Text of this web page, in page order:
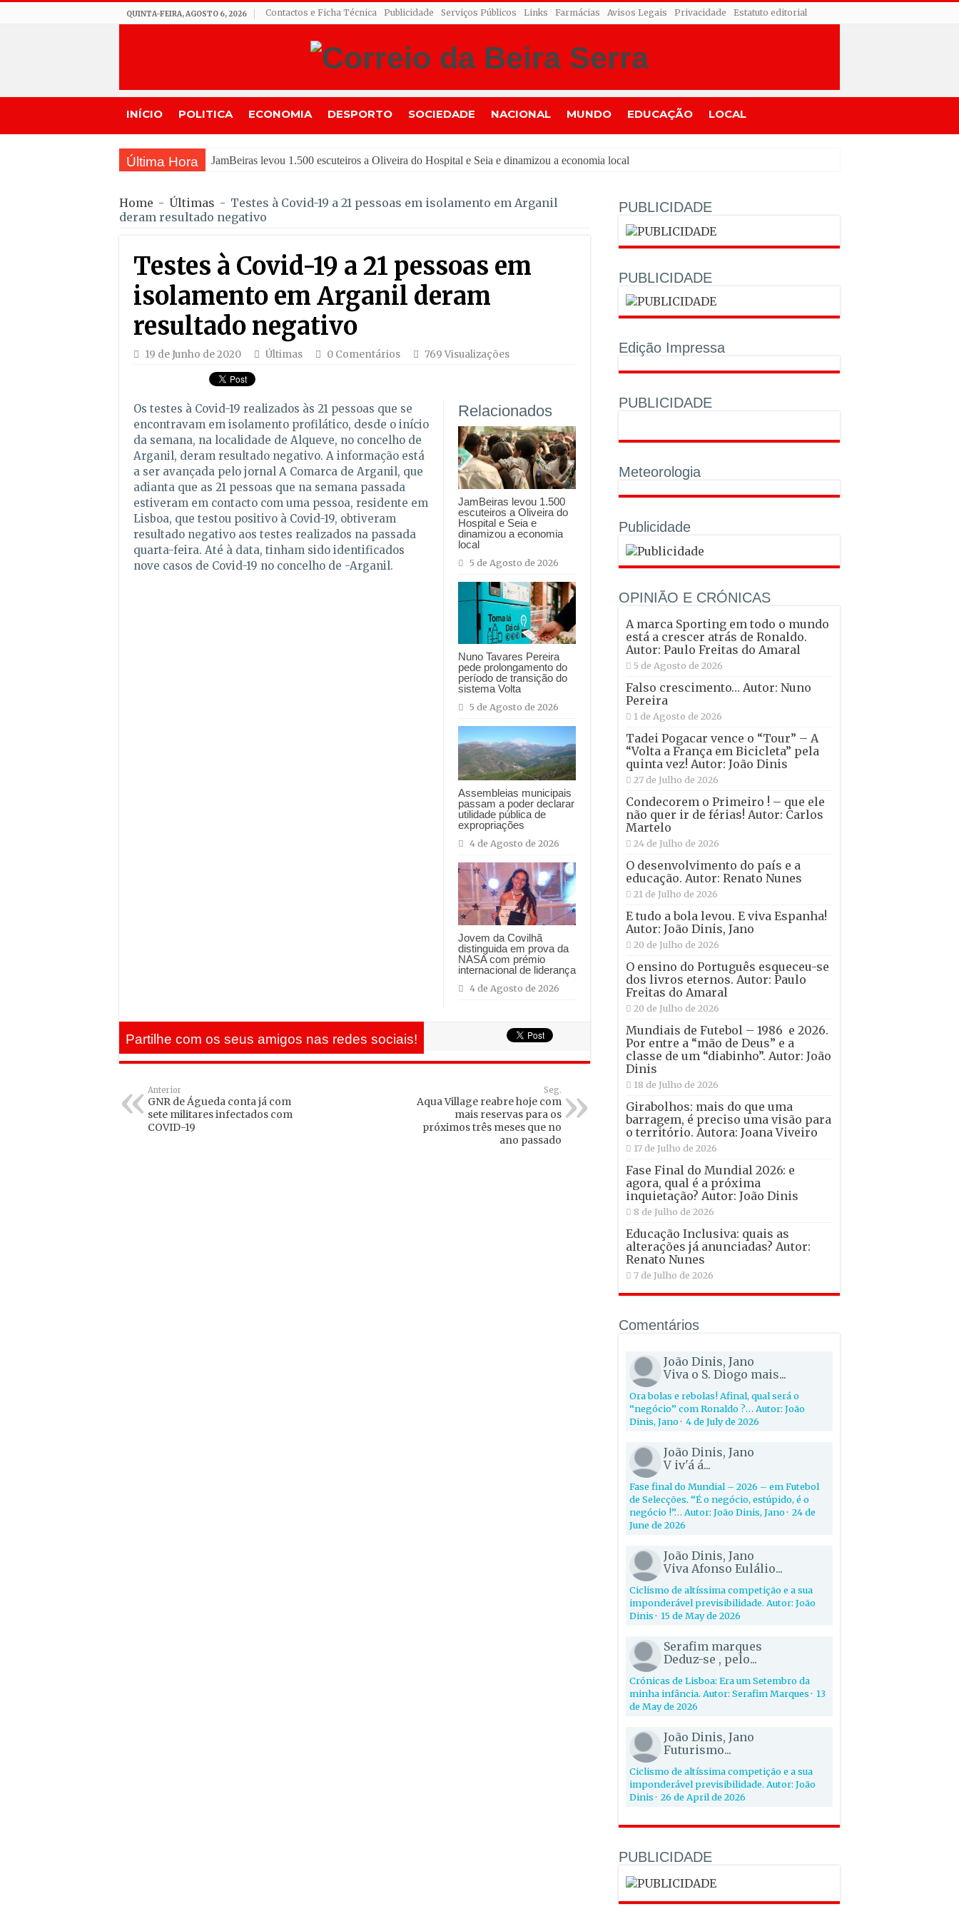
QUINTA-FEIRA, AGOSTO 6, 2026 Contactos e Ficha Técnica Publicidade Serviços Públicos Links Farmácias Avisos Legais Privacidade Estatuto editorial
INÍCIO POLITICA ECONOMIA DESPORTO SOCIEDADE NACIONAL MUNDO EDUCAÇÃO LOCAL
Última Hora Tradi
Home - Últimas - Testes à Covid-19 a 21 pessoas em isolamento em Arganil
deram resultado negativo
Testes à Covid-19 a 21 pessoas em
isolamento em Arganil deram
resultado negativo
19 de Junho de 2020 Últimas 0 Comentários 769 Visualizações
Relacionados
JamBeiras levou 1.500
escuteiros a Oliveira do
Hospital e Seia e
dinamizou a economia
local
5 de Agosto de 2026
Nuno Tavares Pereira
pede prolongamento do
período de transição do
sistema Volta
5 de Agosto de 2026
Assembleias municipais
passam a poder declarar
utilidade pública de
expropriações
4 de Agosto de 2026
Jovem da Covilhã
distinguida em prova da
NASA com prémio
internacional de liderança
4 de Agosto de 2026
Os testes à Covid-19 realizados às 21 pessoas que se
encontravam em isolamento profilático, desde o início
da semana, na localidade de Alqueve, no concelho de
Arganil, deram resultado negativo. A informação está
a ser avançada pelo jornal A Comarca de Arganil, que
adianta que as 21 pessoas que na semana passada
estiveram em contacto com uma pessoa, residente em
Lisboa, que testou positivo à Covid-19, obtiveram
resultado negativo aos testes realizados na passada
quarta-feira. Até à data, tinham sido identificados
nove casos de Covid-19 no concelho de -Arganil.
Partilhe com os seus amigos nas redes sociais!
Anterior
GNR de Águeda conta já com
sete militares infectados com
COVID-19
Seg.
Aqua Village reabre hoje com
mais reservas para os
próximos três meses que no
ano passado
PUBLICIDADE
PUBLICIDADE
Edição Impressa
PUBLICIDADE
Meteorologia
Publicidade
OPINIÃO E CRÓNICAS
A marca Sporting em todo o mundo
está a crescer atrás de Ronaldo.
Autor: Paulo Freitas do Amaral
5 de Agosto de 2026
Falso crescimento… Autor: Nuno
Pereira
1 de Agosto de 2026
Tadei Pogacar vence o “Tour” – A
“Volta a França em Bicicleta” pela
quinta vez! Autor: João Dinis
27 de Julho de 2026
Condecorem o Primeiro ! – que ele
não quer ir de férias! Autor: Carlos
Martelo
24 de Julho de 2026
O desenvolvimento do país e a
educação. Autor: Renato Nunes
21 de Julho de 2026
E tudo a bola levou. E viva Espanha!
Autor: João Dinis, Jano
20 de Julho de 2026
O ensino do Português esqueceu-se
dos livros eternos. Autor: Paulo
Freitas do Amaral
20 de Julho de 2026
Mundiais de Futebol – 1986 e 2026.
Por entre a “mão de Deus” e a
classe de um “diabinho”. Autor: João
Dinis
18 de Julho de 2026
Girabolhos: mais do que uma
barragem, é preciso uma visão para
o território. Autora: Joana Viveiro
17 de Julho de 2026
Fase Final do Mundial 2026: e
agora, qual é a próxima
inquietação? Autor: João Dinis
8 de Julho de 2026
Educação Inclusiva: quais as
alterações já anunciadas? Autor:
Renato Nunes
7 de Julho de 2026
Comentários
João Dinis, Jano
Viva o S. Diogo mais...
Ora bolas e rebolas! Afinal, qual será o
“negócio” com Ronaldo ?… Autor: João
Dinis, Jano· 4 de July de 2026
João Dinis, Jano
V iv'á á...
Fase final do Mundial – 2026 – em Futebol
de Selecções. “É o negócio, estúpido, é o
negócio !”… Autor: João Dinis, Jano· 24 de
June de 2026
João Dinis, Jano
Viva Afonso Eulálio...
Ciclismo de altíssima competição e a sua
imponderável previsibilidade. Autor: João
Dinis· 15 de May de 2026
Serafim marques
Deduz-se , pelo...
Crónicas de Lisboa: Era um Setembro da
minha infância. Autor: Serafim Marques· 13
de May de 2026
João Dinis, Jano
Futurismo...
Ciclismo de altíssima competição e a sua
imponderável previsibilidade. Autor: João
Dinis· 26 de April de 2026
PUBLICIDADE